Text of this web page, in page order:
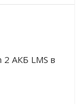
АКБ LMS в